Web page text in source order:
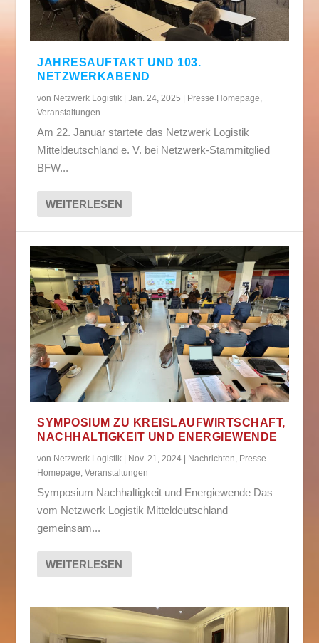
JAHRESAUFTAKT UND 103.
NETZWERKABEND
von Netzwerk Logistik |Jan. 24, 2025 Presse Homepage,
Veranstaltungen
Am 22. Januar startete das Netzwerk Logistik
Mitteldeutschland e. V. bei Netzwerk-Stammitglied
BFW...
WEITERLESEN
SYMPOSIUM ZU KREISLAUFWIRTSCHAFT,
NACHHALTIGKEIT UND ENERGIEWENDE
von Netzwerk Logistik Nov. 21, 2024 Nachrichten, Presse
Homepage,Veranstaltungen
Symposium Nachhaltigkeit und Energiewende Das
vom Netzwerk Logistik Mitteldeutschland
gemeinsam...
WEITERLESEN